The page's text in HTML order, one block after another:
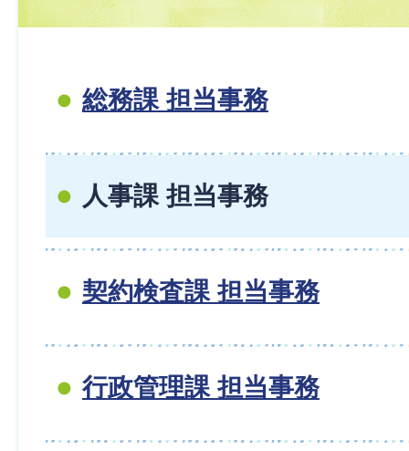
総務課 担当事務
人事課 担当事務
契約検査課 担当事務
行政管理課 担当事務